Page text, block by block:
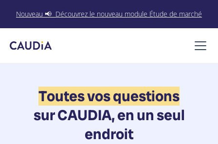
Nouveau 📢 Découvrez le nouveau module Étude de marché
Toutes vos questions
sur CAUDIA, en un seul
endroit